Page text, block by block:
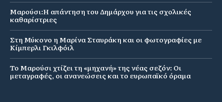
Μαρούσι:Η απάντηση του Δημάρχου για τις σχολικές
καθαρίστριες
Στη Μύκονο η Μαρίνα Σταυράκη και οι φωτογραφίες με
Κίμπερλι Γκιλφόιλ
Το Μαρούσι χτίζει τη «μηχανή» της νέας σεζόν: Οι
μεταγραφές, οι ανανεώσεις και το ευρωπαϊκό όραμα